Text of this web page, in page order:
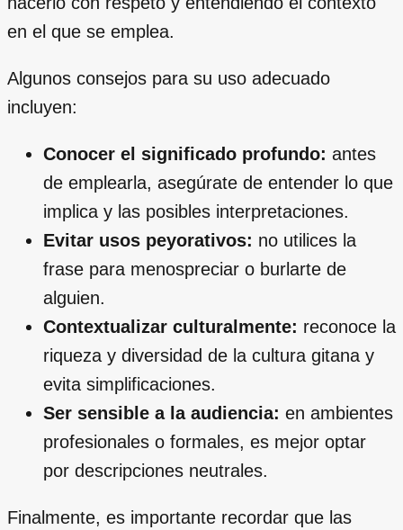
en el que se emplea.
Algunos consejos para su uso adecuado
incluyen:
Conocer el significado profundo: antes
de emplearla, asegúrate de entender lo que
implica y las posibles interpretaciones.
Evitar usos peyorativos: no utilices la
frase para menospreciar o burlarte de
alguien.
Contextualizar culturalmente: reconoce la
riqueza y diversidad de la cultura gitana y
evita simplificaciones.
Ser sensible a la audiencia: en ambientes
profesionales o formales, es mejor optar
por descripciones neutrales.
Finalmente, es importante recordar que las